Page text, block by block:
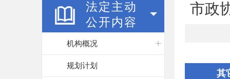
法定主动
公开内容
机构概况
规划计划
市政
其